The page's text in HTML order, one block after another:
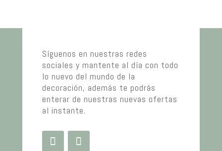
Síguenos en nuestras redes
sociales y mantente al día con todo
lo nuevo del mundo de la
decoración, además te podrás
enterar de nuestras nuevas ofertas
al instante.